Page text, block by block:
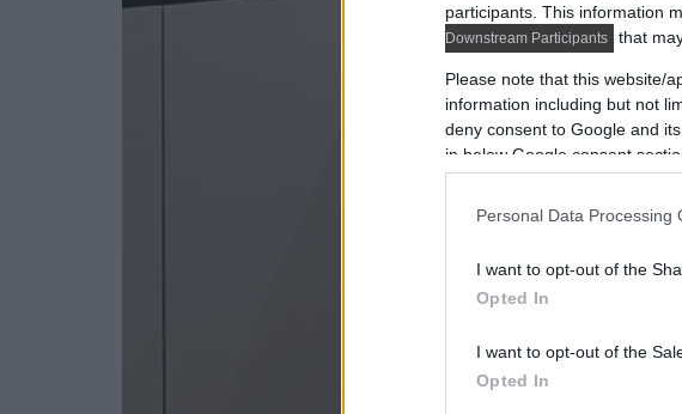
participants. This information
Downstream Participants
that
Please note that this website/
information including but not
deny consent to Google and
in below Google consent
Personal Data Processing
I want to opt-out of the
Opted In
I want to opt-out of the
Opted In